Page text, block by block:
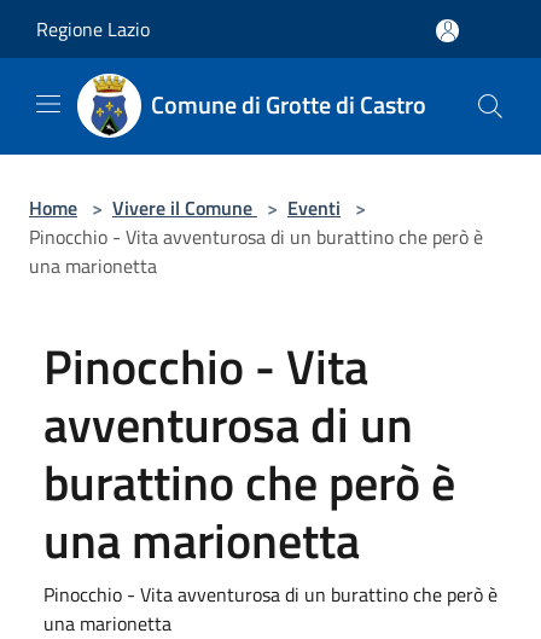
Regione Lazio
Comune di Grotte di Castro
Home > Vivere il Comune > Eventi >
Pinocchio - Vita avventurosa di un burattino che però è
una marionetta
Pinocchio - Vita
avventurosa di un
burattino che però è
una marionetta
Pinocchio - Vita avventurosa di un burattino che però è
una marionetta